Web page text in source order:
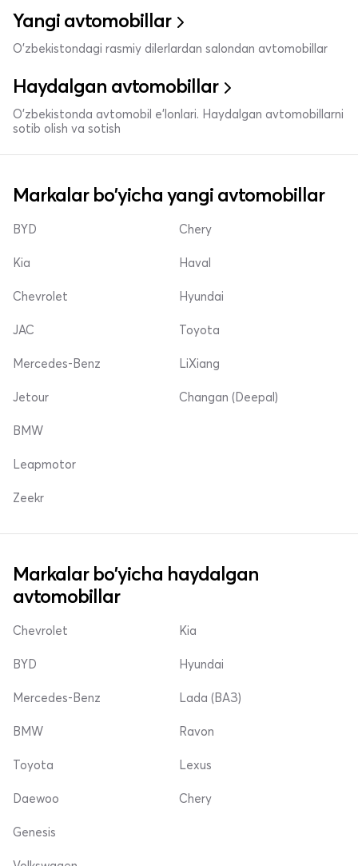
Yangi avtomobillar
O'zbekistondagi rasmiy dilerlardan salondan avtomobillar
Haydalgan avtomobillar
O'zbekistonda avtomobil e’lonlari. Haydalgan avtomobillarni
sotib olish va sotish
Markalar bo'yicha yangi avtomobillar
BYD
Kia
Chevrolet
Chery
Haval
Hyundai
JAC
Mercedes-Benz
Jetour
Toyota
LiXiang
Changan (Deepal)
BMW
Leapmotor
Zeekr
Markalar bo'yicha haydalgan
avtomobillar
Chevrolet
BYD
Mercedes-Benz
Kia
Hyundai
Lada (ВАЗ)
BMW
Toyota
Daewoo
Ravon
Lexus
Chery
Genesis